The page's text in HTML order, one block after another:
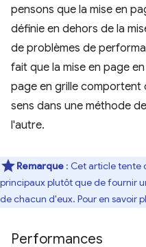
pensons que la mise en
définie en dehors de la
de problèmes de
fait que la mise en page
page en grille comportent
sens dans une méthode
l'autre.
Remarque : Cet article tente
principaux plutôt que de fournir
de chacun d'eux. Pour en savoir
Performances